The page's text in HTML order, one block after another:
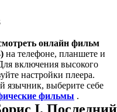
онлайн фильм
на телефоне, планшете и
включения высокого
настройки плеера.
язычник, выберите себе
фильмы .